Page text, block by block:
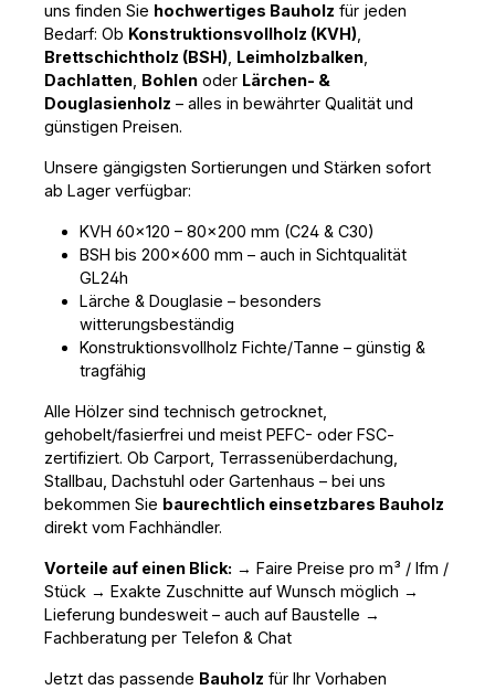
uns finden Sie hochwertiges Bauholz für jeden
Bedarf: Ob Konstruktionsvollholz (KVH)
Brettschichtholz (BSH) Leimholzbalken
Dachlatten Bohlen oder Lärchen- &
Douglasienholz – alles in bewährter Qualität und
günstigen Preisen.
Unsere gängigsten Sortierungen und Stärken sofort
ab Lager verfügbar:
KVH 60×120 – 80×200 mm (C24 & C30)
BSH bis 200×600 mm – auch in Sichtqualität
GL24h
Lärche & Douglasie – besonders
witterungsbeständig
Konstruktionsvollholz Fichte/Tanne – günstig &
tragfähig
Alle Hölzer sind technisch getrocknet,
gehobelt/fasierfrei und meist PEFC- oder FSC-
zertifiziert. Ob Carport, Terrassenüberdachung,
Stallbau, Dachstuhl oder Gartenhaus – bei uns
bekommen Sie baurechtlich einsetzbares Bauholz
direkt vom Fachhändler.
Vorteile auf einen Blick: → Faire Preise pro m³ / lfm /
Stück → Exakte Zuschnitte auf Wunsch möglich →
Lieferung bundesweit – auch auf Baustelle →
Fachberatung per Telefon & Chat
Jetzt das passende Bauholz für Ihr Vorhaben